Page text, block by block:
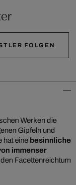
FOLGEN
Werken die
Gipfeln und
hat eine besinnliche
immenser
Facettenreichtum